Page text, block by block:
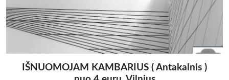
IŠNUOMOJAM KAMBARIUS ( Antakalnis )